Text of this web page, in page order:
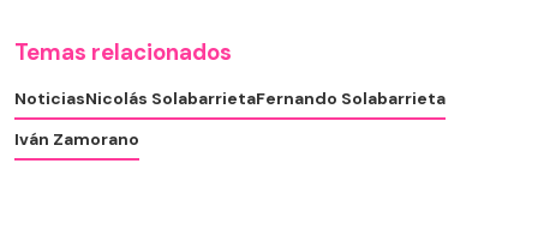
Temas relacionados
NoticiasNicolás SolabarrietaFernando Solabarrieta
Iván Zamorano